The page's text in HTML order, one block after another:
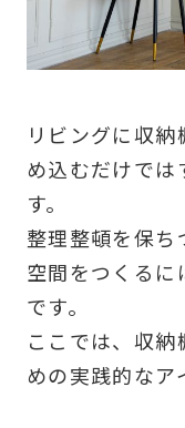
リビングに収
め込むだけでは
す。
整理整頓を保ち
空間をつくるに
です。
ここでは、収
めの実践的なア